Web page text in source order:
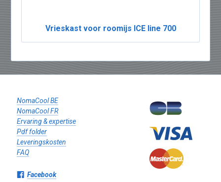
Vrieskast voor roomijs ICE line 700
NomaCool BE
NomaCool FR
Ervaring & expertise
Pdf folder
Leveringskosten
FAQ
Facebook